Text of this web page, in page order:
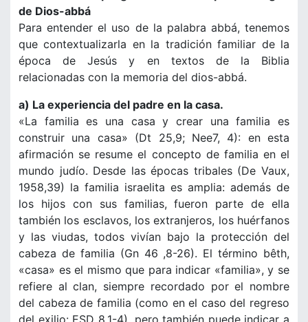
de Dios-abbá
Para entender el uso de la palabra abbá, tenemos
que contextualizarla en la tradición familiar de la
época de Jesús y en textos de la Biblia
relacionadas con la memoria del dios-abbá.
a) La experiencia del padre en la casa.
«La familia es una casa y crear una familia es
construir una casa» (Dt 25,9; Nee7, 4): en esta
afirmación se resume el concepto de familia en el
mundo judío. Desde las épocas tribales (De Vaux,
1958,39) la familia israelita es amplia: además de
los hijos con sus familias, fueron parte de ella
también los esclavos, los extranjeros, los huérfanos
y las viudas, todos vivían bajo la protección del
cabeza de familia (Gn 46 ,8-26). El término bêth,
«casa» es el mismo que para indicar «familia», y se
refiere al clan, siempre recordado por el nombre
del cabeza de familia (como en el caso del regreso